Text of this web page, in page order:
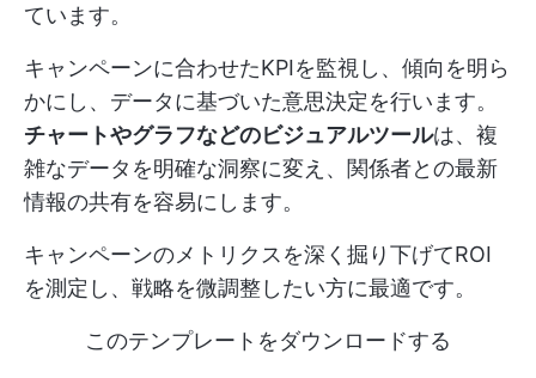
ています。
キャンペーンに合わせたKPIを監視し、傾向を明ら
かにし、データに基づいた意思決定を行います。
チャートやグラフなどのビジュアルツールは、複
雑なデータを明確な洞察に変え、関係者との最新
情報の共有を容易にします。
キャンペーンのメトリクスを深く掘り下げてROI
を測定し、戦略を微調整したい方に最適です。
このテンプレートをダウンロードする